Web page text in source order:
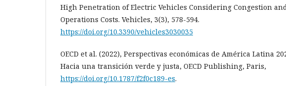
High Penetration of Electric Vehicles Considering Congestion
Operations Costs. Vehicles, 3(3), 578-594.
https://doi.org/10.3390/vehicles3030035
OECD et al. (2022), Perspectivas económicas de América Latina
Hacia una transición verde y justa, OECD Publishing, Paris,
https://doi.org/10.1787/f2f0c189-es.